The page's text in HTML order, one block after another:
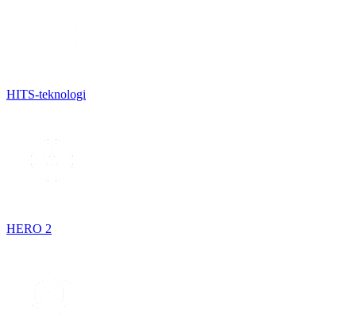
HITS-teknologi
HERO 2